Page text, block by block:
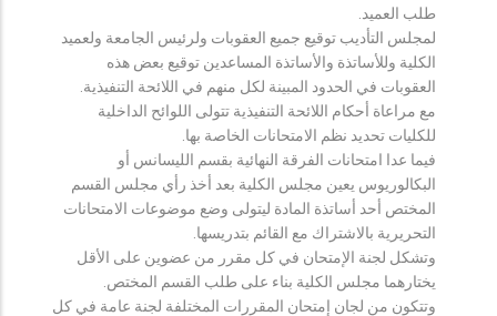
طلب العميد.
لمجلس التأديب توقيع جميع العقوبات ولرئيس الجامعة ولعميد
الكلية وللأساتذة والأساتذة المساعدين توقيع بعض هذه
العقوبات في الحدود المبينة لكل منهم في اللائحة التنفيذية.
مع مراعاة أحكام اللائحة التنفيذية تتولى اللوائح الداخلية
للكليات تحديد نظم الامتحانات الخاصة بها.
فيما عدا امتحانات الفرقة النهائية بقسم الليسانس أو
البكالوريوس يعين مجلس الكلية بعد أخذ رأي مجلس القسم
المختص أحد أساتذة المادة ليتولى وضع موضوعات الامتحانات
التحريرية بالاشتراك مع القائم بتدريسها.
وتشكل لجنة الإمتحان في كل مقرر من عضوين على الأقل
يختارهما مجلس الكلية بناء على طلب القسم المختص.
وتتكون من لجان إمتحان المقررات المختلفة لجنة عامة في كل